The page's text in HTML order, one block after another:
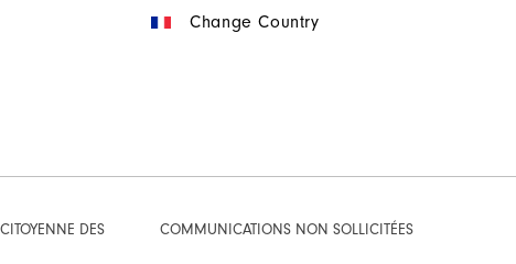
Change Country
DES
COMMUNICATIONS NON SOLLICITÉES